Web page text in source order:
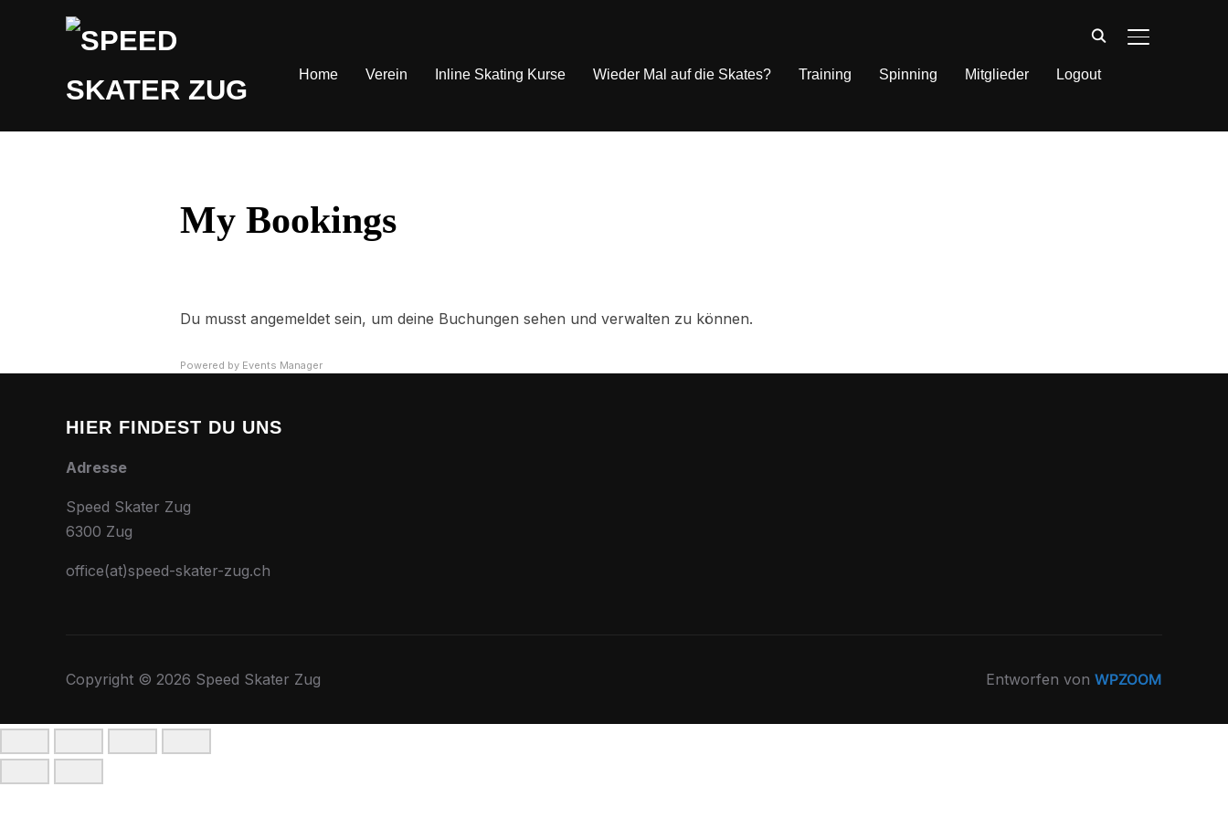
Home Verein Inline Skating Kurse Wieder Mal auf die Skates? Training Spinning Mitglieder Logout
My Bookings
Du musst angemeldet sein, um deine Buchungen sehen und verwalten zu können.
Powered by Events Manager
HIER FINDEST DU UNS
Adresse
Speed Skater Zug
6300 Zug
office(at)speed-skater-zug.ch
Copyright © 2026 Speed Skater Zug Entworfen von WPZOOM